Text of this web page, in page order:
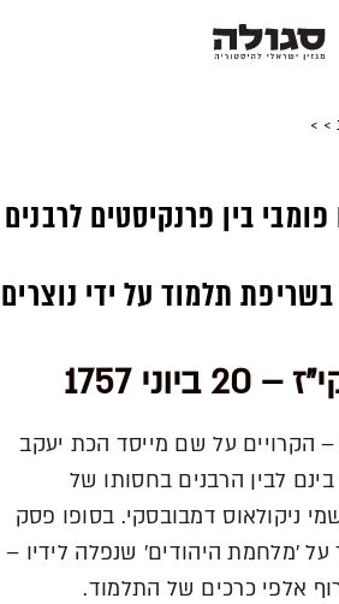
>
>
פומבי בין פרנקיסטים לרבנים
תלמוד על ידי נוצרים
1757
הקרויים על שם מייסד הכת יעקב
בינם לבין הרבנים בחסותו של
ניקולאוס דמבובסקי. בסופו פסק
'מלחמת היהודים' שנפלה לידיו –
אלפי כרכים של התלמוד.